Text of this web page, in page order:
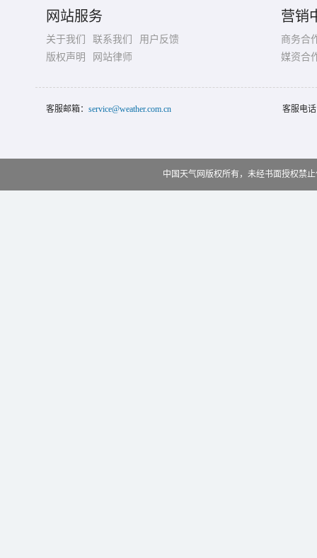
网站服务
关于我们 联系我们
用户反馈
版权声明
网站律师
营销
商务合
媒资合
客服邮箱： service@weather.com.cn 客服电
中国天气网版权所有，未经书面授权